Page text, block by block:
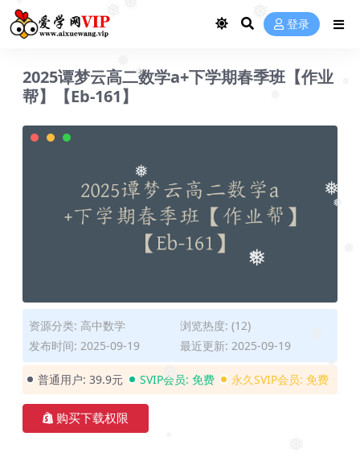
❅
❅
❅
❅
❅
❅
❅
❅
❅
登录
2025谭梦云高二数学a+下学期春季班【作业
帮】【Eb-161】
资源分类: 高中数学
浏览热度: (12)
发布时间: 2025-09-19
最近更新: 2025-09-19
普通用户: 39.9元 SVIP会员: 免费 永久SVIP会员: 免费
购买下载权限